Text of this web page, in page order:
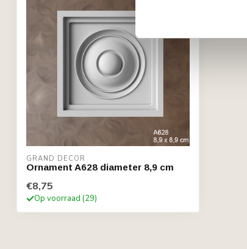
GRAND DECOR
Ornament A628 diameter 8,9 cm
€8,75
Op voorraad (29)